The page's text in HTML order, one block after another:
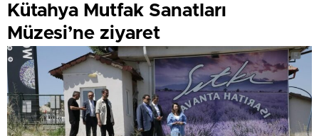
Kütahya Mutfak Sanatları
Müzesi’ne ziyaret